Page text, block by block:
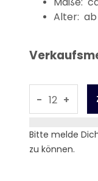
Alter: ab
- +
Bitte melde
zu können.